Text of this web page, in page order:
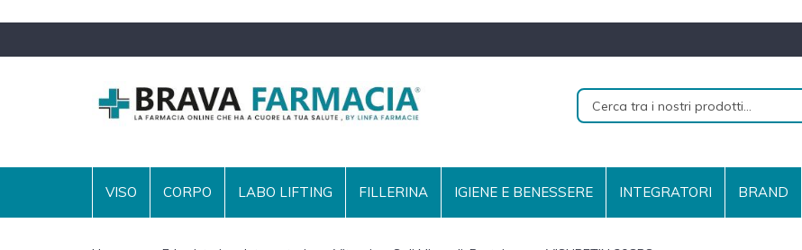
VISO CORPO LABO LIFTING FILLERINA IGIENE E BENESSERE INTEGRATORI BRAND